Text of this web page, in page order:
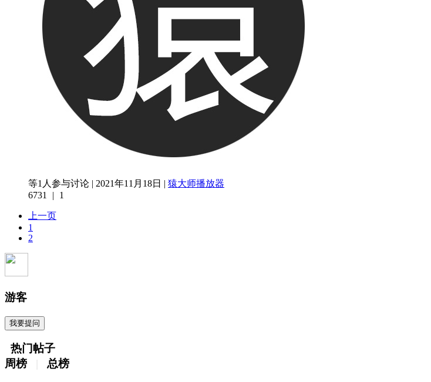
等1人参与讨论 | 2021年11月18日 | 猿大师播放器
6731
| 1
上一页
1
2
游客
我要提问
热门帖子
周榜
总榜